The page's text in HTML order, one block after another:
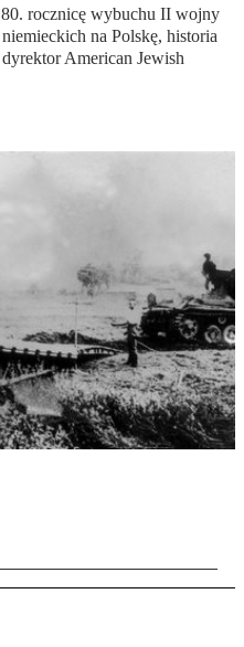
rocznicę wybuchu II wojny
na Polskę, historia
American Jewish